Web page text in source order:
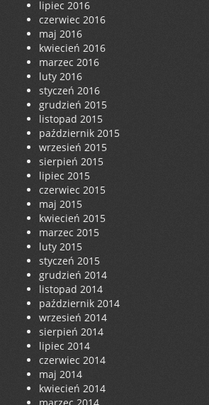
lipiec 2016
czerwiec 2016
maj 2016
kwiecień 2016
marzec 2016
luty 2016
styczeń 2016
grudzień 2015
listopad 2015
październik 2015
wrzesień 2015
sierpień 2015
lipiec 2015
czerwiec 2015
maj 2015
kwiecień 2015
marzec 2015
luty 2015
styczeń 2015
grudzień 2014
listopad 2014
październik 2014
wrzesień 2014
sierpień 2014
lipiec 2014
czerwiec 2014
maj 2014
kwiecień 2014